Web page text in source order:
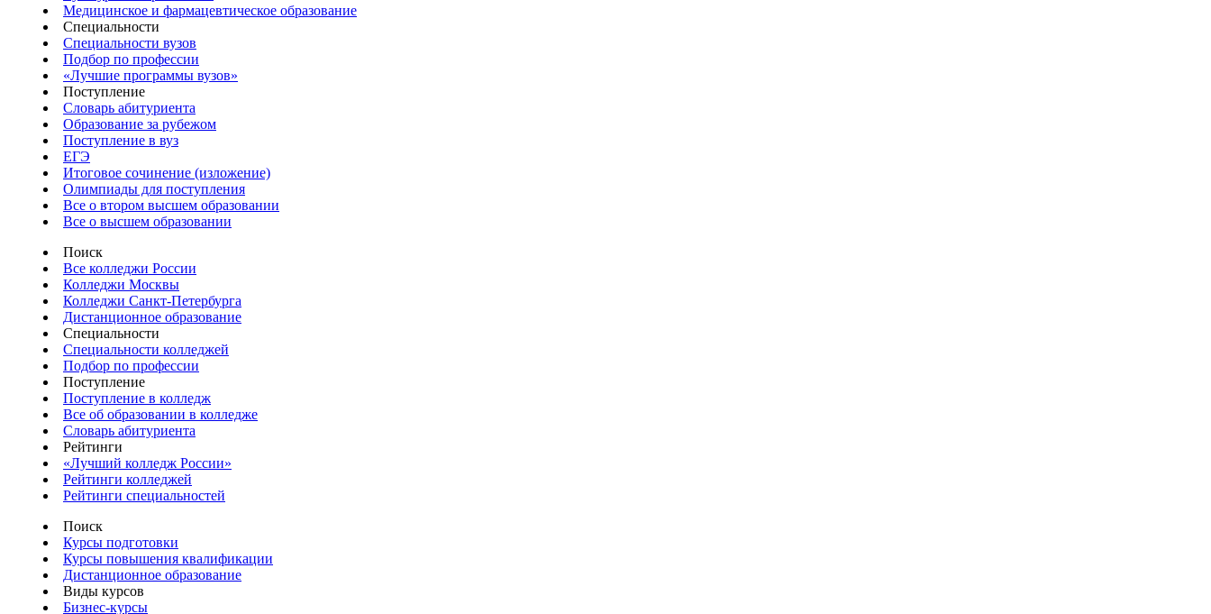
Медицинское и фармацевтическое образование
Специальности
Специальности вузов
Подбор по профессии
«Лучшие программы вузов»
Поступление
Словарь абитуриента
Образование за рубежом
Поступление в вуз
ЕГЭ
Итоговое сочинение (изложение)
Олимпиады для поступления
Все о втором высшем образовании
Все о высшем образовании
Поиск
Все колледжи России
Колледжи Москвы
Колледжи Санкт-Петербурга
Дистанционное образование
Специальности
Специальности колледжей
Подбор по профессии
Поступление
Поступление в колледж
Все об образовании в колледже
Словарь абитуриента
Рейтинги
«Лучший колледж России»
Рейтинги колледжей
Рейтинги специальностей
Поиск
Курсы подготовки
Курсы повышения квалификации
Дистанционное образование
Виды курсов
Бизнес-курсы